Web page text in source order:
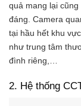
quả mang lại
đáng. Camera
tại hầu hết khu
như trung tâm
đình riêng,…
2. Hệ thống